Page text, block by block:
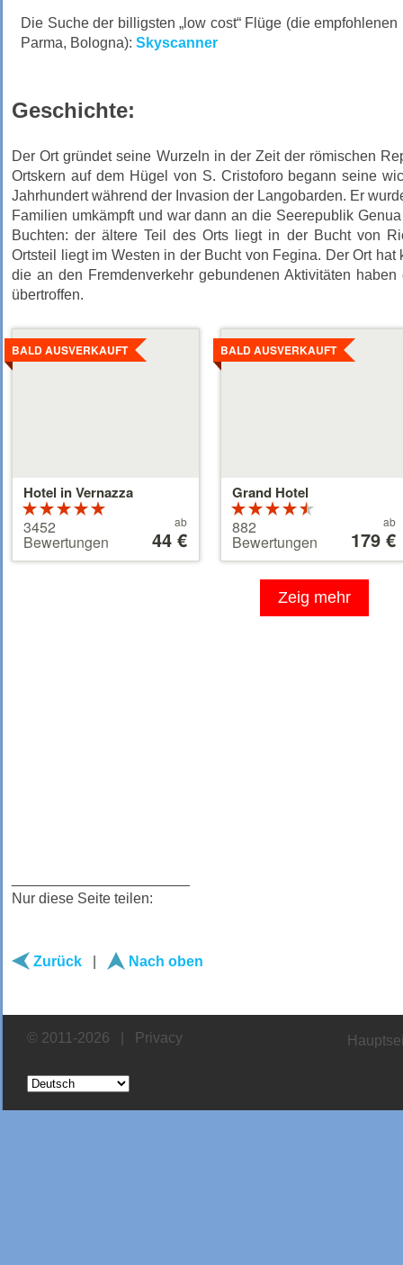
Die Suche der billigsten „low cost“ Flüge (die
Parma, Bologna): Skyscanner
Geschichte:
Der Ort gründet seine Wurzeln in der Zeit der römischen
Ortskern auf dem Hügel von S. Cristoforo begann seine
Jahrhundert während der Invasion der Langobarden. Er
Familien umkämpft und war dann an die Seerepublik
Buchten: der ältere Teil des Orts liegt in der Bucht von
Ortsteil liegt im Westen in der Bucht von Fegina. Der Ort
die an den Fremdenverkehr gebundenen Aktivitäten
übertroffen.
Hotel in Vernazza
BALD AUSVERKAUFT
5 von 5
Sternen
3452
Bewertungen
ab
44 €
Details
ansehen
Grand Hotel
BALD AUSVERKAUFT
4.5 von 5
Sternen
882
Bewertungen 179 €
ab
179 €
Details
ansehen
Zeig mehr
Nur diese Seite teilen:
Zurück Nach oben
© 2011-2026 | Privacy